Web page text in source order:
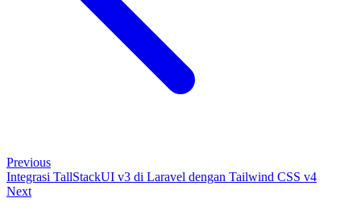
Previous
Integrasi TallStackUI v3 di Laravel dengan Tailwind CSS v4
Next